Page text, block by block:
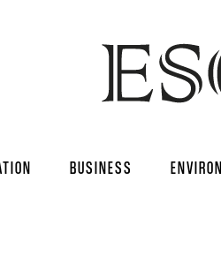
BUSINESS